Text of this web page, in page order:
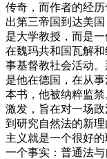
传奇，而作者的经
出第三帝国到达美
是大学教授，而是
在魏玛共和国瓦解
事基督教社会活动
是他在德国，在从
本书，他被纳粹监
激发，旨在对一场
到研究自然法的新
主义就是一个很好
一个事实：普通法